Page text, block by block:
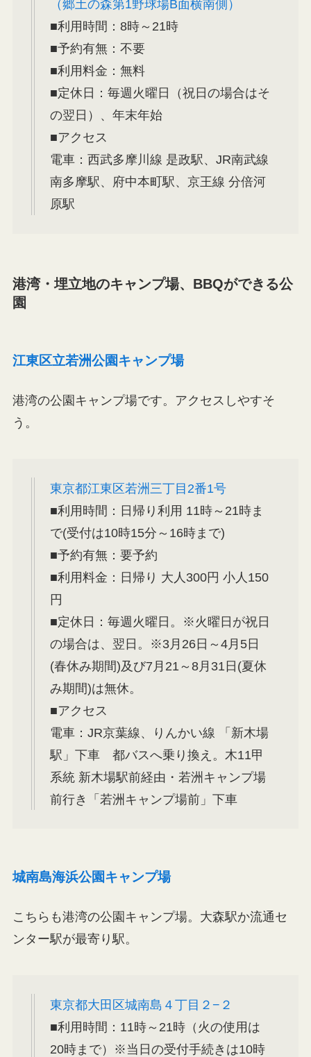
（郷土の森第1野球場B面横南側）
■利用時間：8時～21時
■予約有無：不要
■利用料金：無料
■定休日：毎週火曜日（祝日の場合はそ
の翌日）、年末年始
■アクセス
電車：西武多摩川線 是政駅、JR南武線
南多摩駅、府中本町駅、京王線 分倍河
原駅
港湾・埋立地のキャンプ場、BBQができる公
園
江東区立若洲公園キャンプ場
港湾の公園キャンプ場です。アクセスしやすそ
う。
東京都江東区若洲三丁目2番1号
■利用時間：日帰り利用 11時～21時ま
で(受付は10時15分～16時まで)
■予約有無：要予約
■利用料金：日帰り 大人300円 小人150
円
■定休日：毎週火曜日。※火曜日が祝日
の場合は、翌日。※3月26日～4月5日
(春休み期間)及び7月21～8月31日(夏休
み期間)は無休。
■アクセス
電車：JR京葉線、りんかい線 「新木場
駅」下車 都バスへ乗り換え。木11甲
系統 新木場駅前経由・若洲キャンプ場
前行き「若洲キャンプ場前」下車
城南島海浜公園キャンプ場
こちらも港湾の公園キャンプ場。大森駅か流通セ
ンター駅が最寄り駅。
東京都大田区城南島４丁目２−２
■利用時間：11時～21時（火の使用は
20時まで）※当日の受付手続きは10時